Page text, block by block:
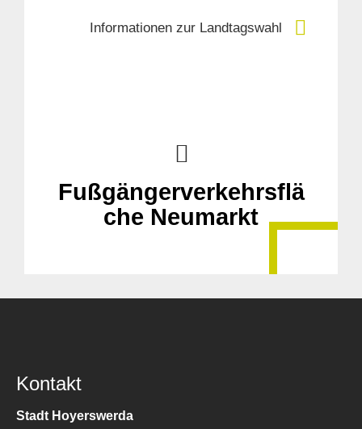
Informationen zur Landtagswahl
Fußgängerverkehrsflä
che Neumarkt
Kontakt
Stadt Hoyerswerda